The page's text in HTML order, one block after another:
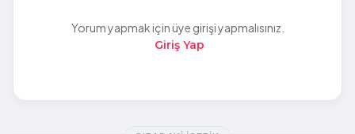
Yorum yapmak için üye girişi yapmalısınız.
Giriş Yap